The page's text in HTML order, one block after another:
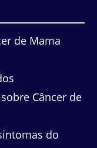
de Mama
Câncer de
do